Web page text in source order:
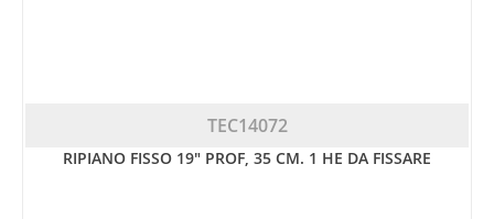
TEC14072
RIPIANO FISSO 19" PROF, 35 CM. 1 HE DA FISSARE